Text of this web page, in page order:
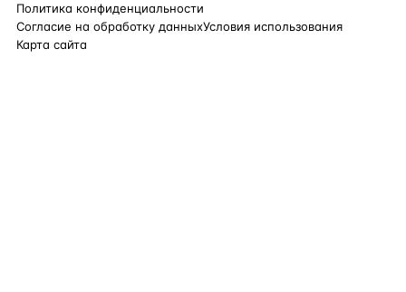
Политика конфиденциальности
Согласие на обработку данныхУсловия использования
Карта сайта